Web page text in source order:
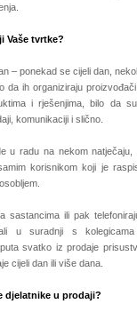
Vaše tvrtke?
– ponekad se cijeli dan,
da ih organiziraju
i rješenjima, bilo da
komunikaciji i slično.
u radu na nekom natječaju,
korisnikom koji je
sastancima ili pak
u suradnji s
svatko iz prodaje
cijeli dan ili više dana.
djelatnike u prodaji?